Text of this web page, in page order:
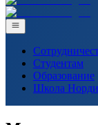
Студентам
Образование
Школа